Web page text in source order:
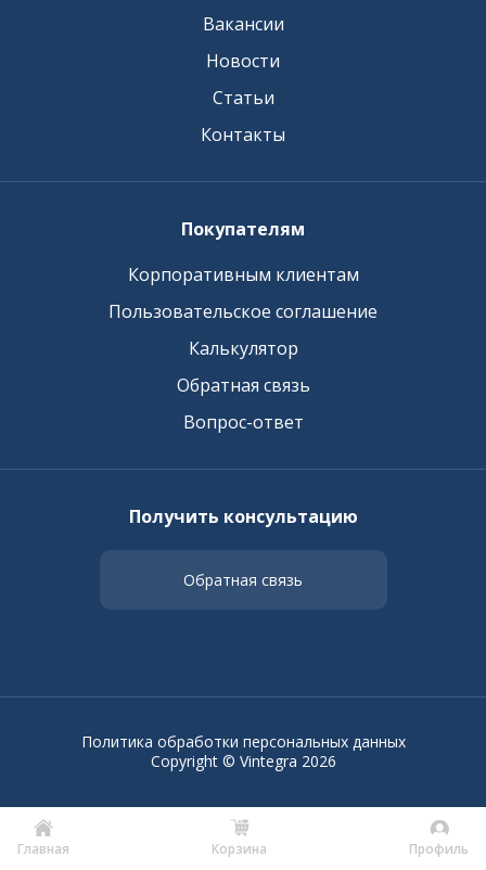
Главная Корзина Профиль
Вакансии
Новости
Статьи
Контакты
Покупателям
Корпоративным клиентам
Пользовательское соглашение
Калькулятор
Обратная связь
Вопрос-ответ
Получить консультацию
Обратная связь
Copyright © Vintegra 2026
Политика обработки персональных данных